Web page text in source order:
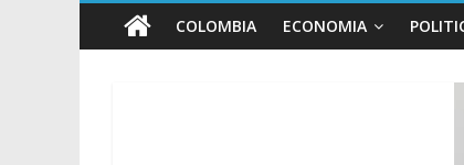
COLOMBIA ECONOMIA